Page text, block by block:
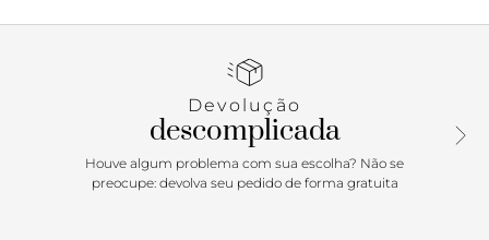
regulável, duas alças de mão presas por metais e fecho em
Devolução
descomplicada
Houve algum problema com sua escolha? Não se
preocupe: devolva seu pedido de forma gratuita